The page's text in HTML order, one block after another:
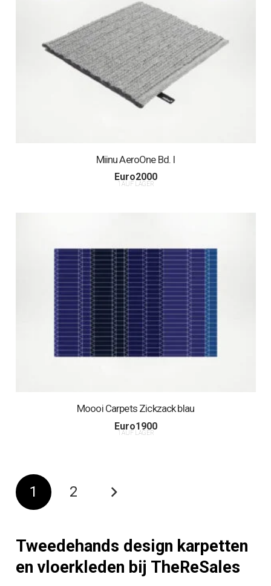
Miinu AeroOne Bd. I
Euro2000
1 AUF LAGER
Moooi Carpets Zickzack blau
Euro1900
1 AUF LAGER
1 2
Tweedehands design karpetten
en vloerkleden bij TheReSales